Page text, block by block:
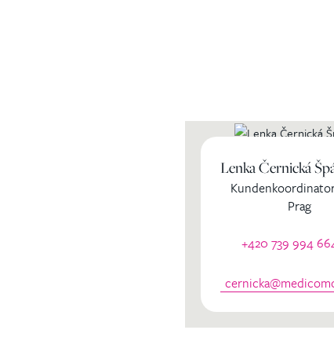
Lenka Černická
Prag
+420 739 994